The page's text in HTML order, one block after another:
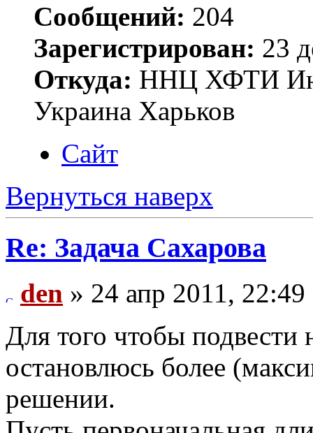
Сообщений: 204
Зарегистрирован: 23
Откуда: ННЦ ХФТИ
Украина Харьков
Сайт
Вернуться наверх
Re: Задача Сахарова
den » 24 апр 2011, 22:49
Для того чтобы подвести
остановлюсь более
решении.